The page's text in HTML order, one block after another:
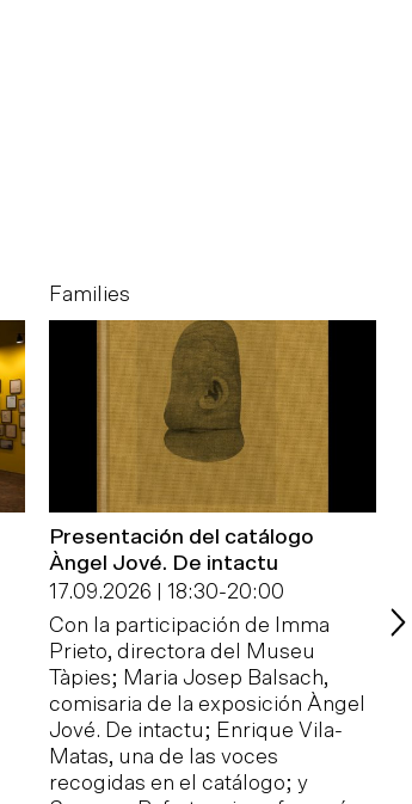
Families
Presentación del catálogo
Àngel Jové. De intactu
17.09.2026 | 18:30-20:00
Con la participación de Imma
Prieto, directora del Museu
Tàpies; Maria Josep Balsach,
comisaria de la exposición Àngel
Jové. De intactu; Enrique Vila-
Matas, una de las voces
recogidas en el catálogo; y